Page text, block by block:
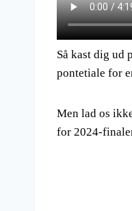
Så kast dig ud
pontetiale for
Men lad os
for 2024-